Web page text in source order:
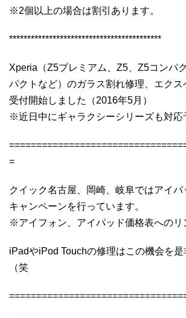
※2個以上の場合は割引あります。
******************************************
Xperia（Z5プレミアム、Z5、Z5コンパ
パクトなど）のガラス割れ修理、エクス
受付開始しました（2016年5月）
※近日中にギャラクシーシリーズも対応
=
クイック名古屋、岡崎、岐阜ではアイ
キャンペーンを行っています。
※アイフォン、アイパッド価格表へのリ
iPadやiPod Touchの修理はこの機会を是
（笑